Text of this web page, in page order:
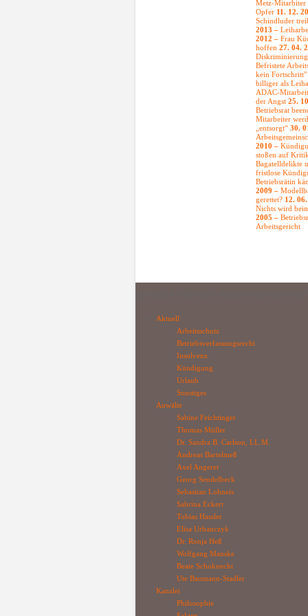
Metz-Mitarbiter
Opfer 11. 12.
Schindluder
2013 –
2012 – Frau
hoffen 27. 04.
Befristete
kein Fortschritt"
billiger als
ADAC-
der Angst 25.
Betriebsrat
Mitarbeiter
„entsorgt“ 30.
2010 –
stoßen auf
Bagatelldelikte
fristlose
Betriebsrätin
2009 –
gerettet? 12.
Nichts wird
2005 –
Arbeitsgericht
Aktuell
Arbeitsschutz
Betriebsverfassungsrecht
Insolvenz
Kündigung
Urlaub
Sonstiges
Anwälte
Sabine Feichtinger
Thomas Müller
Dr. Sandra B. Carlson, LL.M.
Andreas Bartelmeß
Axel Angerer
Georg Sendelbeck
Sebastian Lohneis
Sabrina Eckert
Tobias Hassler
Elisa Urbanczyk
Dr. Ronja Heß
Wolfgang Manske
Beate Schoknecht
Ute Baumann-Stadler
Kanzlei
Philosophie